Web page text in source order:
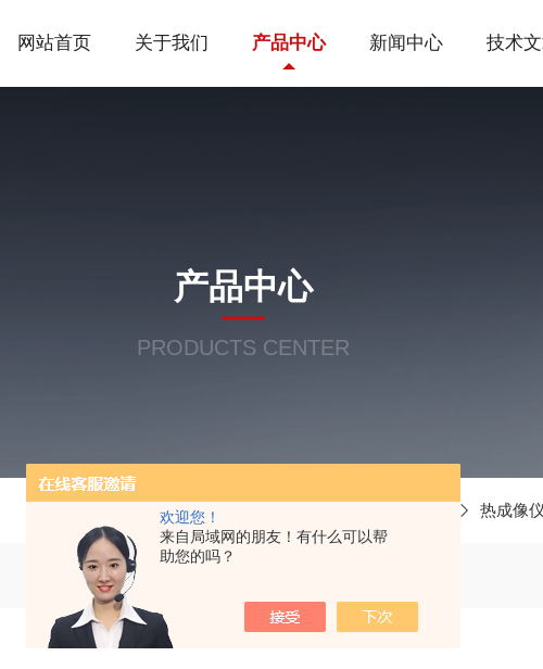
欢迎您！
来自局域网的朋友！有什么可以帮
助您的吗？
网站首页 关于我们 产品中心 新闻中心 技术
产品中心
PRODUCTS CENTER
当前位置：首页 热成像仪